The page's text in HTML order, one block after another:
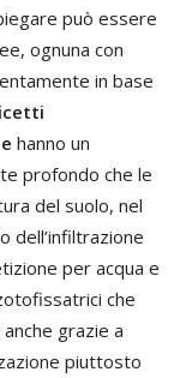
può essere
ognuna con
in base
hanno un
profondo che le
del suolo, nel
dell’infiltrazione
per acqua e
che
grazie a
piuttosto